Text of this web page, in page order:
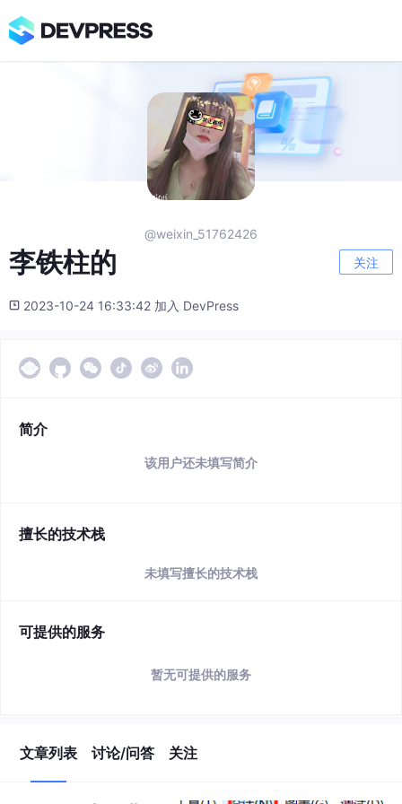
@weixin_51762426
李铁柱的 关注
2023-10-24 16:33:42 加入 DevPress
简介
该用户还未填写简介
擅长的技术栈
未填写擅长的技术栈
可提供的服务
暂无可提供的服务
文章列表 讨论/问答 关注